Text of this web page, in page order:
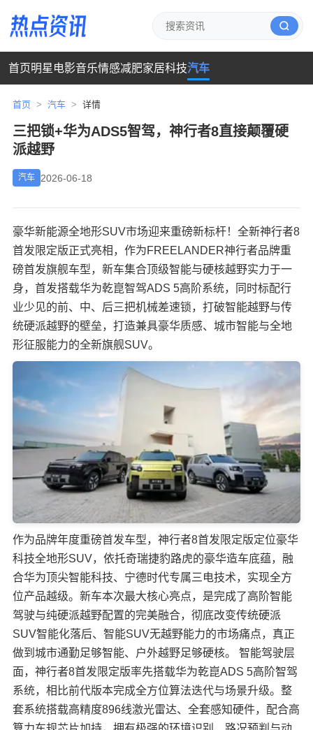
首页明星 电影音乐情感减肥家居科技汽车
首页 > 汽车 > 详情
三把锁+华为ADS5智驾，神行者8直接颠覆硬
派越野
汽车 2026-06-18
豪华新能源全地形SUV市场迎来重磅新标杆！全新神行者8
首发限定版正式亮相，作为FREELANDER神行者品牌重
磅首发旗舰车型，新车集合顶级智能与硬核越野实力于一
身，首发搭载华为乾崑智驾ADS 5高阶系统，同时标配行
业少见的前、中、后三把机械差速锁，打破智能越野与传
统硬派越野的壁垒，打造兼具豪华质感、城市智能与全地
形征服能力的全新旗舰SUV。
作为品牌年度重磅首发车型，神行者8首发限定版定位豪华
科技全地形SUV，依托奇瑞捷豹路虎的豪华造车底蕴，融
合华为顶尖智能科技、宁德时代专属三电技术，实现全方
位产品越级。新车本次最大核心亮点，是完成了高阶智能
驾驶与纯硬派越野配置的完美融合，彻底改变传统硬派
SUV智能化落后、智能SUV无越野能力的市场痛点，真正
做到城市通勤足够智能、户外越野足够硬核。 智能驾驶层
面，神行者8首发限定版率先搭载华为乾崑ADS 5高阶智驾
系统，相比前代版本完成全方位算法迭代与场景升级。整
套系统搭载高精度896线激光雷达、全套感知硬件，配合高